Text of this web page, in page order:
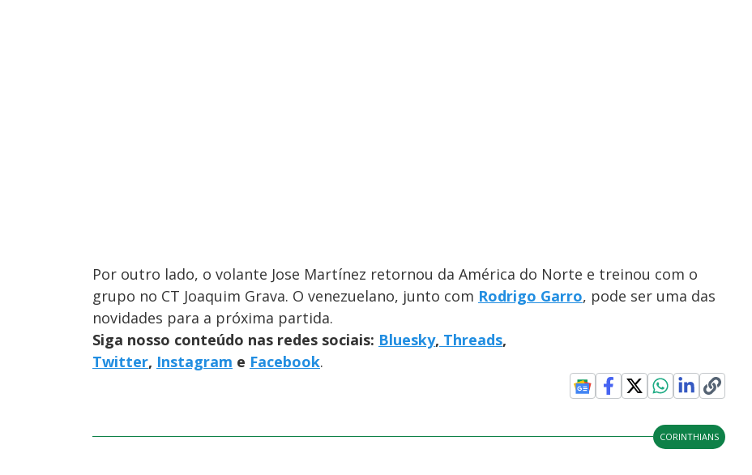
Por outro lado, o volante Jose Martínez retornou da América do Norte e treinou com o
grupo no CT Joaquim Grava. O venezuelano, junto com Rodrigo Garro, pode ser uma das
novidades para a próxima partida.
Siga nosso conteúdo nas redes sociais: Bluesky, Threads,
Twitter, Instagram e Facebook.
CORINTHIANS